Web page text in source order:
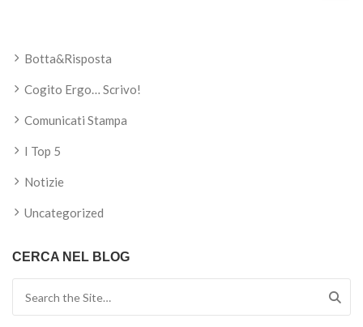
Botta&Risposta
Cogito Ergo… Scrivo!
Comunicati Stampa
I Top 5
Notizie
Uncategorized
CERCA NEL BLOG